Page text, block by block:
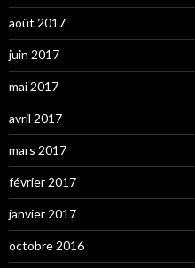
août 2017
juin 2017
mai 2017
avril 2017
mars 2017
février 2017
janvier 2017
octobre 2016